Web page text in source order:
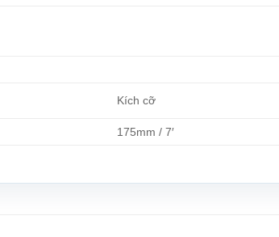
Kích cỡ
175mm / 7′